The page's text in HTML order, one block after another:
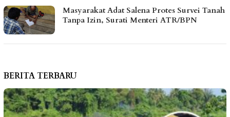
Masyarakat Adat Salena Protes Survei Tanah
Tanpa Izin, Surati Menteri ATR/BPN
BERITA TERBARU